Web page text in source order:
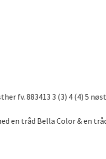
fv. 883413 3 (3) 4 (4) 5
en tråd Bella Color & en